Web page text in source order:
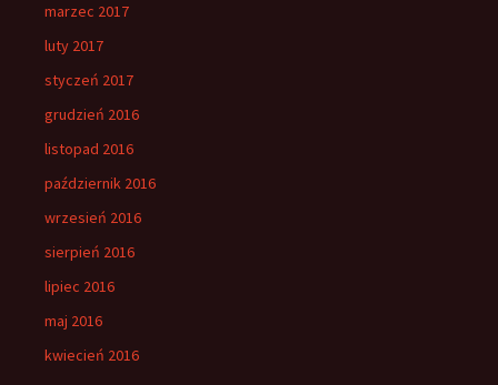
marzec 2017
luty 2017
styczeń 2017
grudzień 2016
listopad 2016
październik 2016
wrzesień 2016
sierpień 2016
lipiec 2016
maj 2016
kwiecień 2016